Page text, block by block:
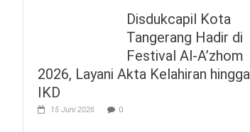
Disdukcapil Kota
Tangerang Hadir di
Festival Al-A’zhom
2026, Layani Akta Kelahiran hingga
IKD
15 Juni 2026 0